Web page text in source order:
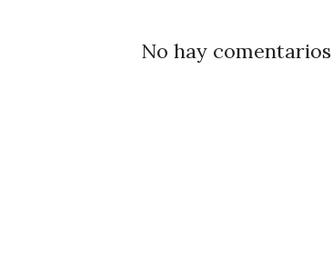
No hay comentarios